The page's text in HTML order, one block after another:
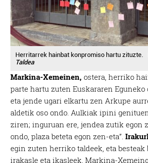
Herritarrek hainbat konpromiso hartu zituzte.
Taldea
Markina-Xemeinen, ostera, herriko
parte hartu zuten Euskararen Eguneko
eta jende ugari elkartu zen Arkupe
aldetik oso ondo. Aulkiak ipini
ziren; inguruan ere, jendea zutik egon
ondo, plaza beteta egon zen-eta”.
egin zuten herriko taldeek, eta besteak
irakasle eta ikasleek, Markina-